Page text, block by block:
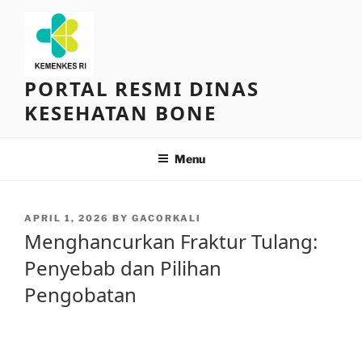
content
PORTAL RESMI DINAS
KESEHATAN BONE
Menu
POSTED
APRIL 1, 2026 BY GACORKALI
Menghancurkan Fraktur Tulang:
Penyebab dan Pilihan
Pengobatan